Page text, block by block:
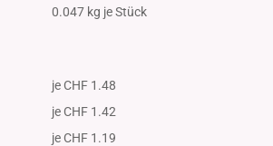
0.047 kg je Stück
je CHF 1.48
je CHF 1.42
je CHF 1.19